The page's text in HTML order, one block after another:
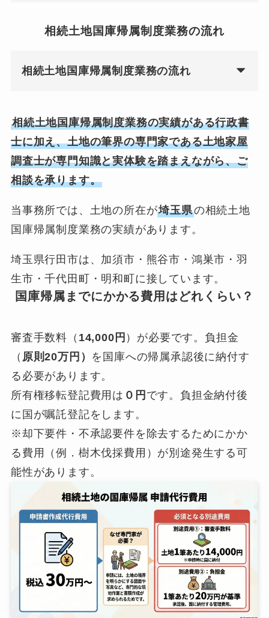
相続土地国庫帰属制度業務の流れ
相続土地国庫帰属制度業務の流れ
相続土地国庫帰属制度業務の実績がある行政書
士に加え、土地の筆界の専門家である土地家屋
調査士が専門知識と実体験を踏まえながら、ご
相談を承ります。
当事務所では、土地の所在が埼玉県の相続土地
国庫帰属制度業務の実績があります。
埼玉県行田市は、加須市・熊谷市・鴻巣市・羽
生市・千代田町・明和町に接しています。
国庫帰属までにかかる費用はどれくらい？
審査手数料（ 14,000円 ）が必要です。負担金
（ 原則20万円） を国庫への帰属承認後に納付す
る必要があります。
所有権移転登記費用は ０円 です。負担金納付後
に国が嘱託登記をします。
※却下要件・不承認要件を除去するためにかか
る費用（例．樹木伐採費用）が別途発生する可
能性があります。